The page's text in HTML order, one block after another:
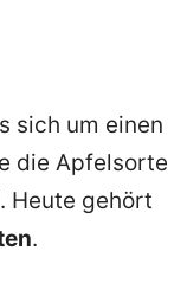
sich um einen
die Apfelsorte
. Heute gehört
.